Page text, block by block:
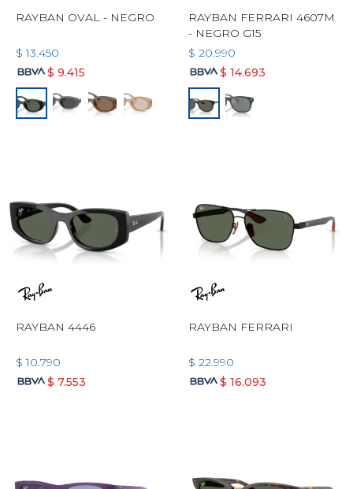
RAYBAN OVAL - NEGRO
$ 13.450
$ 9.415
RAYBAN FERRARI 4607M
- NEGRO G15
$ 20.990
$ 14.693
RAYBAN 4446
$ 10.790
$ 7.553
RAYBAN FERRARI
$ 22.990
$ 16.093